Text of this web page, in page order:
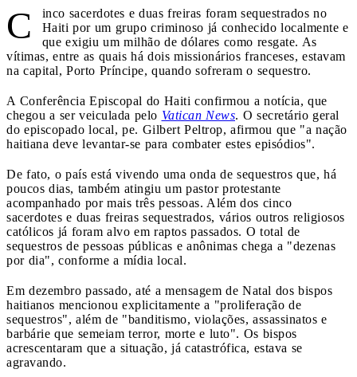
C
inco sacerdotes e duas freiras foram sequestrados no
Haiti por um grupo criminoso já conhecido localmente e
que exigiu um milhão de dólares como resgate. As
vítimas, entre as quais há dois missionários franceses, estavam
na capital, Porto Príncipe, quando sofreram o sequestro.
A Conferência Episcopal do Haiti confirmou a notícia, que
chegou a ser veiculada pelo Vatican News. O secretário geral
do episcopado local, pe. Gilbert Peltrop, afirmou que "a nação
haitiana deve levantar-se para combater estes episódios".
De fato, o país está vivendo uma onda de sequestros que, há
poucos dias, também atingiu um pastor protestante
acompanhado por mais três pessoas. Além dos cinco
sacerdotes e duas freiras sequestrados, vários outros religiosos
católicos já foram alvo em raptos passados. O total de
sequestros de pessoas públicas e anônimas chega a "dezenas
por dia", conforme a mídia local.
Em dezembro passado, até a mensagem de Natal dos bispos
haitianos mencionou explicitamente a "proliferação de
sequestros", além de "banditismo, violações, assassinatos e
barbárie que semeiam terror, morte e luto". Os bispos
acrescentaram que a situação, já catastrófica, estava se
agravando.